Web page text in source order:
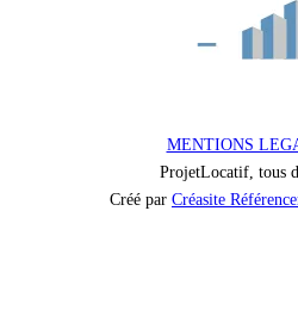
MENTIONS
ProjetLocatif, tous
Créé par Créasite